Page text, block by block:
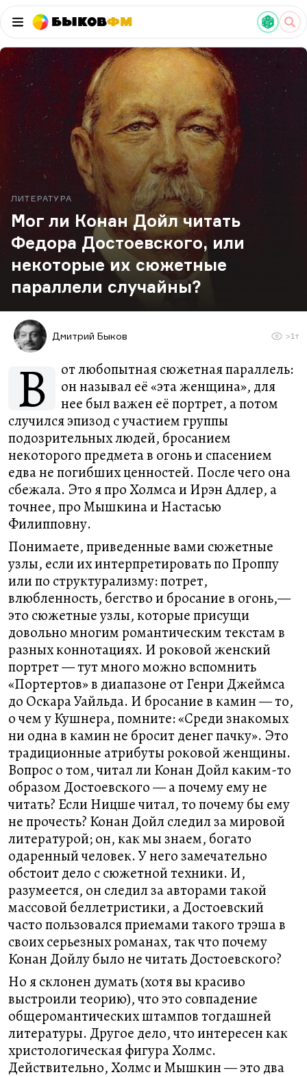
БыковФМ
ЛИТЕРАТУРА
Мог ли Конан Дойл читать
Федора Достоевского, или
некоторые их сюжетные
параллели случайны?
Дмитрий Быков >1т
В
от любопытная сюжетная параллель:
он называл её «эта женщина», для
нее был важен её портрет, а потом
случился эпизод с участием группы
подозрительных людей, бросанием
некоторого предмета в огонь и спасением
едва не погибших ценностей. После чего она
сбежала. Это я про Холмса и Ирэн Адлер, а
точнее, про Мышкина и Настасью
Филипповну.
Понимаете, приведенные вами сюжетные
узлы, если их интерпретировать по Проппу
или по структурализму: потрет,
влюбленность, бегство и бросание в огонь,—
это сюжетные узлы, которые присущи
довольно многим романтическим текстам в
разных коннотациях. И роковой женский
портрет — тут много можно вспомнить
«Портертов» в диапазоне от Генри Джеймса
до Оскара Уайльда. И бросание в камин — то,
о чем у Кушнера, помните: «Среди знакомых
ни одна в камин не бросит денег пачку». Это
традиционные атрибуты роковой женщины.
Вопрос о том, читал ли Конан Дойл каким-то
образом Достоевского — а почему ему не
читать? Если Ницше читал, то почему бы ему
не прочесть? Конан Дойл следил за мировой
литературой; он, как мы знаем, богато
одаренный человек. У него замечательно
обстоит дело с сюжетной техники. И,
разумеется, он следил за авторами такой
массовой беллетристики, а Достоевский
часто пользовался приемами такого трэша в
своих серьезных романах, так что почему
Конан Дойлу было не читать Достоевского?
Но я склонен думать (хотя вы красиво
выстроили теорию), что это совпадение
общеромантических штампов тогдашней
литературы. Другое дело, что интересен как
христологическая фигура Холмс.
Действительно, Холмс и Мышкин — это два